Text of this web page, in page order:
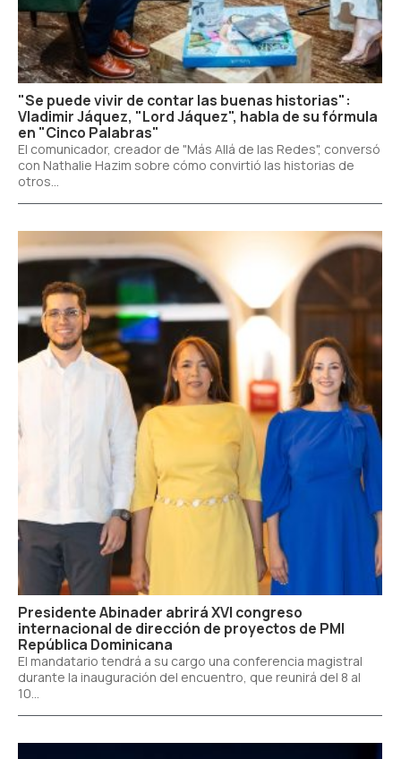
"Se puede vivir de contar las buenas historias":
Vladimir Jáquez, "Lord Jáquez", habla de su fórmula
en "Cinco Palabras"
El comunicador, creador de "Más Allá de las Redes", conversó
con Nathalie Hazim sobre cómo convirtió las historias de
otros...
Presidente Abinader abrirá XVI congreso
internacional de dirección de proyectos de PMI
República Dominicana
El mandatario tendrá a su cargo una conferencia magistral
durante la inauguración del encuentro, que reunirá del 8 al
10...